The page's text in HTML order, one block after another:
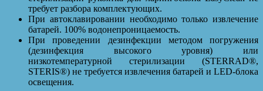
требует разбора комплектующих.
При автоклавировании необходимо только извлечение
батарей. 100% водонепроницаемость.
При проведении дезинфекции методом погружения
(дезинфекция высокого уровня) или
низкотемпературной стерилизации (STERRAD®,
STERIS®) не требуется извлечения батарей и LED-блока
освещения.